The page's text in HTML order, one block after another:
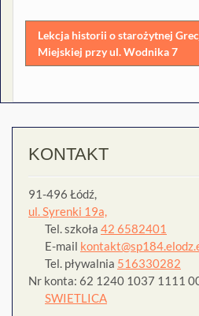
wpisu
Lekcja historii o starożytnej
Miejskiej przy ul. Wodnika 7
KONTAKT
91-496 Łódź,
ul. Syrenki 19a,
Tel. szkoła 42 6582401
E-mail
Tel. pływalnia 516330282
Nr konta: 62 1240 1037 1111
SWIETLICA